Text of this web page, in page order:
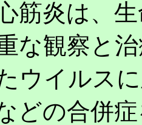
筋炎は、
な観察と
ウイルス
どの合併